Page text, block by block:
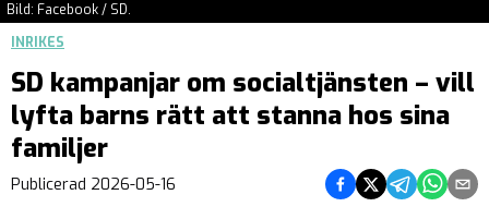
Bild: Facebook / SD.
INRIKES
SD kampanjar om socialtjänsten – vill
lyfta barns rätt att stanna hos sina
familjer
Publicerad 2026-05-16 Dela på Facebook
Dela på Twitter
Dela påDela på
Dela